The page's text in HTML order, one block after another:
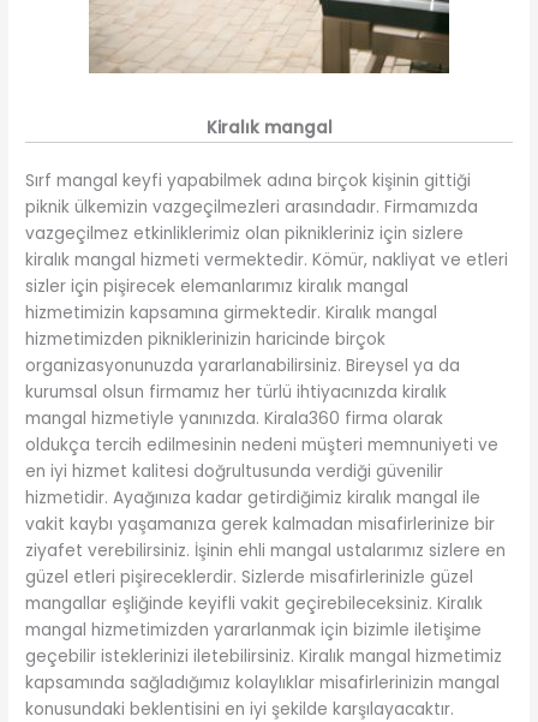
Kiralık mangal
Sırf mangal keyfi yapabilmek adına birçok kişinin gittiği
piknik ülkemizin vazgeçilmezleri arasındadır. Firmamızda
vazgeçilmez etkinliklerimiz olan piknikleriniz için sizlere
kiralık mangal hizmeti vermektedir. Kömür, nakliyat ve etleri
sizler için pişirecek elemanlarımız kiralık mangal
hizmetimizin kapsamına girmektedir. Kiralık mangal
hizmetimizden pikniklerinizin haricinde birçok
organizasyonunuzda yararlanabilirsiniz. Bireysel ya da
kurumsal olsun firmamız her türlü ihtiyacınızda kiralık
mangal hizmetiyle yanınızda. Kirala360 firma olarak
oldukça tercih edilmesinin nedeni müşteri memnuniyeti ve
en iyi hizmet kalitesi doğrultusunda verdiği güvenilir
hizmetidir. Ayağınıza kadar getirdiğimiz kiralık mangal ile
vakit kaybı yaşamanıza gerek kalmadan misafirlerinize bir
ziyafet verebilirsiniz. İşinin ehli mangal ustalarımız sizlere en
güzel etleri pişireceklerdir. Sizlerde misafirlerinizle güzel
mangallar eşliğinde keyifli vakit geçirebileceksiniz. Kiralık
mangal hizmetimizden yararlanmak için bizimle iletişime
geçebilir isteklerinizi iletebilirsiniz. Kiralık mangal hizmetimiz
kapsamında sağladığımız kolaylıklar misafirlerinizin mangal
konusundaki beklentisini en iyi şekilde karşılayacaktır.